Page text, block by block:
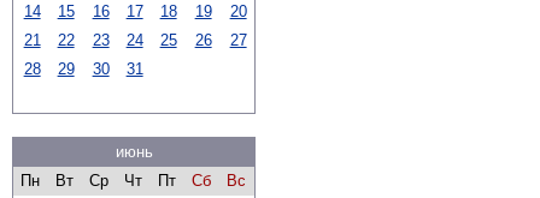
14
15 16 17 18 19
20
21
22 23 24 25 26
27
28
29 30 31
июнь
Пн
Вт Ср Чт Пт Сб
Вс